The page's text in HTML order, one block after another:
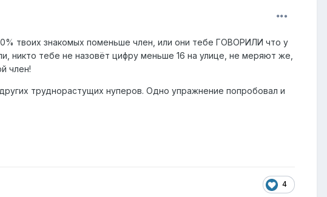
твоих знакомых поменьше член, или они тебе ГОВОРИЛИ что у
никто тебе не назовёт цифру меньше 16 на улице, не меряют же,
член!
труднорастущих нуперов. Одно упражнение попробовал и
4